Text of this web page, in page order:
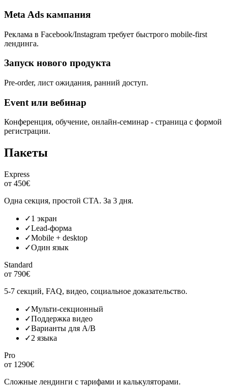
Meta Ads кампания
Реклама в Facebook/Instagram требует быстрого mobile-first
лендинга.
Запуск нового продукта
Pre-order, лист ожидания, ранний доступ.
Event или вебинар
Конференция, обучение, онлайн-семинар - страница с формой
регистрации.
Пакеты
Express
от 450€
Одна секция, простой CTA. За 3 дня.
✓1 экран
✓Lead-форма
✓Mobile + desktop
✓Один язык
Standard
от 790€
5-7 секций, FAQ, видео, социальное доказательство.
✓Мульти-секционный
✓Поддержка видео
✓Варианты для A/B
✓2 языка
Pro
от 1290€
Сложные лендинги с тарифами и калькуляторами.